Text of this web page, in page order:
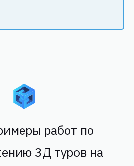
работ по
3Д туров на